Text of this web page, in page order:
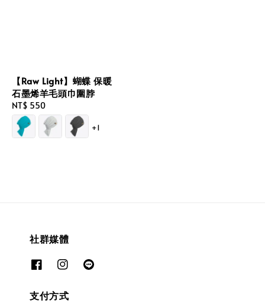
【Raw Light】蝴蝶 保暖
石墨烯羊毛頭巾圍脖
Regular
price
NT$ 550
+1
社群媒體
支付方式